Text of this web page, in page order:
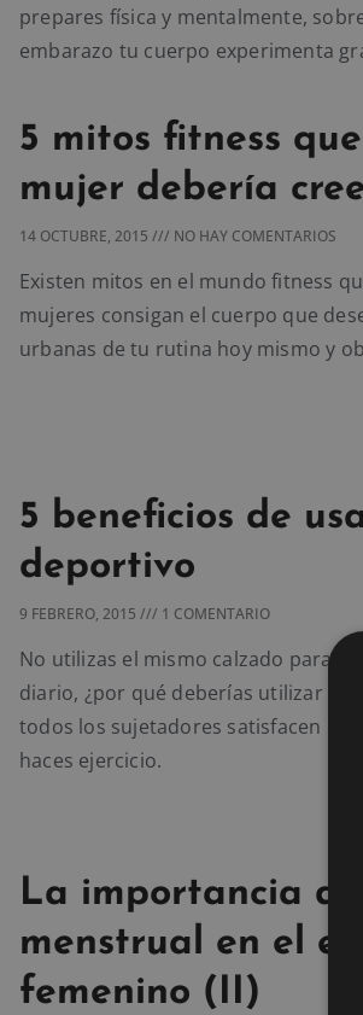
prepares física y mentalmente,
embarazo tu cuerpo experimenta
5 mitos fitness
mujer debería
14 OCTUBRE, 2015 NO HAY COMENTARIOS
Existen mitos en el mundo fitness
mujeres consigan el cuerpo que
urbanas de tu rutina hoy mismo y
5 beneficios de
deportivo
9 FEBRERO, 2015 1 COMENTARIO
No utilizas el mismo calzado para
diario, ¿por qué deberías utilizar el
todos los sujetadores satisfacen las
haces ejercicio.
La importancia
menstrual en el
femenino (II)